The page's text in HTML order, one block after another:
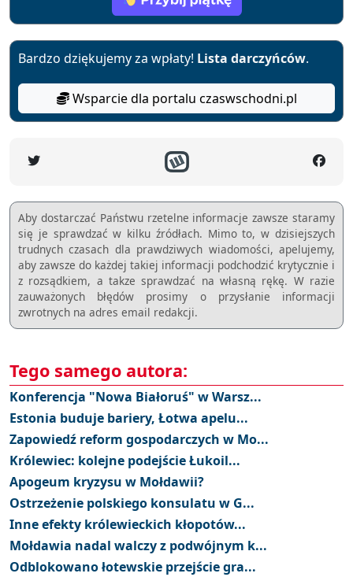
Bardzo dziękujemy za wpłaty! Lista darczyńców.
Wsparcie dla portalu czaswschodni.pl
Aby dostarczać Państwu rzetelne informacje zawsze staramy
się je sprawdzać w kilku źródłach. Mimo to, w dzisiejszych
trudnych czasach dla prawdziwych wiadomości, apelujemy,
aby zawsze do każdej takiej informacji podchodzić krytycznie i
z rozsądkiem, a takze sprawdzać na własną rękę. W razie
zauważonych błędów prosimy o przysłanie informacji
zwrotnych na adres email redakcji.
Tego samego autora:
Konferencja "Nowa Białoruś" w Warsz...
Estonia buduje bariery, Łotwa apelu...
Zapowiedź reform gospodarczych w Mo...
Królewiec: kolejne podejście Łukoil...
Apogeum kryzysu w Mołdawii?
Ostrzeżenie polskiego konsulatu w G...
Inne efekty królewieckich kłopotów...
Mołdawia nadal walczy z podwójnym k...
Odblokowano łotewskie przejście gra...